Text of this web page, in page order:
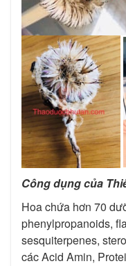
Công dụng của
Hoa chứa hơn 70
phenylpropanoids,
sesquiterpenes,
các Acid Amin,